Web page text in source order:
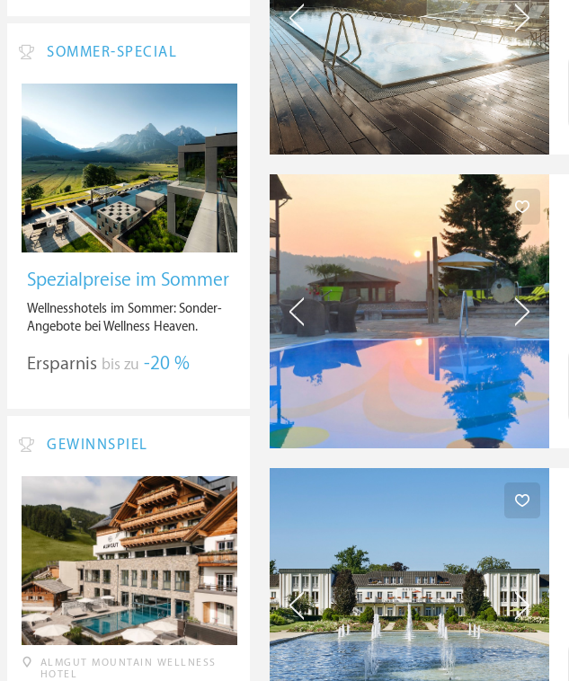
SOMMER-SPECIAL
Spezialpreise im Sommer
Wellnesshotels im Sommer: Sonder-
Angebote bei Wellness Heaven.
Ersparnis bis zu -20 %
GEWINNSPIEL
ALMGUT MOUNTAIN WELLNESS
HOTEL